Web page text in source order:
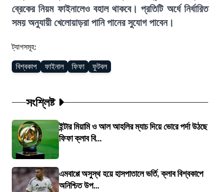
ব্রেকের নিয়ম ফাইনালেও বহাল থাকবে। প্রতিটি অর্ধে নির্ধারিত
সময় অনুযায়ী খেলোয়াড়রা পানি পানের সুযোগ পাবেন।
ট্যাগসমূহ:
বিশ্বকাপ ফাইনাল ফিফা ফুটবল
সংশ্লিষ্ট
ইন্টার মিয়ামি ও আল আহলির ম্যাচ দিয়ে ভোরে পর্দা উঠছে
ফিফা ক্লাব বি...
এমবাপ্পে অসুস্থ হয়ে হাসপাতালে ভর্তি, ক্লাব বিশ্বকাপে
অনিশ্চিত উপ...